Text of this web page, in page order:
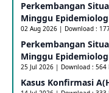
Update
Penetapan
Uganda Sebagai
Perkembangan
Minggu
02 Aug 2026 | Download :
Perkembangan
Minggu
25 Jul 2026 | Download : 564
Kasus Konfirmasi